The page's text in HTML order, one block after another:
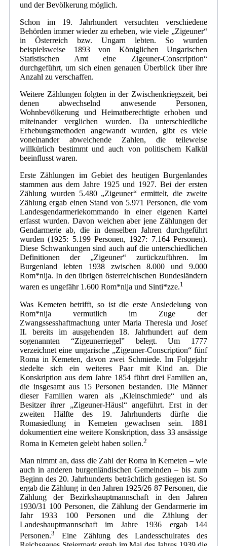
und der Bevölkerung möglich.
Schon im 19. Jahrhundert versuchten verschiedene
Behörden immer wieder zu erheben, wie viele „Zigeuner“
in Österreich bzw. Ungarn lebten. So wurden
beispielsweise 1893 von Königlichen Ungarischen
Statistischen Amt eine Zigeuner-Conscription“
durchgeführt, um sich einen genauen Überblick über ihre
Anzahl zu verschaffen.
Weitere Zählungen folgten in der Zwischenkriegszeit, bei
denen abwechselnd anwesende Personen,
Wohnbevölkerung und Heimatberechtigte erhoben und
miteinander verglichen wurden. Da unterschiedliche
Erhebungsmethoden angewandt wurden, gibt es viele
voneinander abweichende Zahlen, die teileweise
willkürlich bestimmt und auch von politischem Kalkül
beeinflusst waren.
Erste Zählungen im Gebiet des heutigen Burgenlandes
stammen aus dem Jahre 1925 und 1927. Bei der ersten
Zählung wurden 5.480 „Zigeuner“ ermittelt, die zweite
Zählung ergab einen Stand von 5.971 Personen, die vom
Landesgendarmeriekommando in einer eigenen Kartei
erfasst wurden. Davon weichen aber jene Zählungen der
Gendarmerie ab, die in denselben Jahren durchgeführt
wurden (1925: 5.199 Personen, 1927: 7.164 Personen).
Diese Schwankungen sind auch auf die unterschiedlichen
Definitionen der „Zigeuner“ zurückzuführen. Im
Burgenland lebten 1938 zwischen 8.000 und 9.000
Rom*nija. In den übrigen österreichischen Bundesländern
waren es ungefähr 1.600 Rom*nija und Sinti*zze.1
Was Kemeten betrifft, so ist die erste Ansiedelung von
Rom*nija vermutlich im Zuge der
Zwangssesshaftmachung unter Maria Theresia und Josef
II. bereits im ausgehenden 18. Jahrhundert auf dem
sogenannten “Zigeunerriegel” belegt. Um 1777
verzeichnet eine ungarische „Zigeuner-Conscription“ fünf
Roma in Kemeten, davon zwei Schmiede. Im Folgejahr
siedelte sich ein weiteres Paar mit Kind an. Die
Konskription aus dem Jahre 1854 führt drei Familien an,
die insgesamt aus 15 Personen bestanden. Die Männer
dieser Familien waren als „Kleinschmiede“ und als
Besitzer ihrer „Zigeuner-Häusl“ angeführt. Erst in der
zweiten Hälfte des 19. Jahrhunderts dürfte die
Romasiedlung in Kemeten gewachsen sein. 1881
dokumentiert eine weitere Konskription, dass 33 ansässige
Roma in Kemeten gelebt haben sollen.2
Man nimmt an, dass die Zahl der Roma in Kemeten – wie
auch in anderen burgenländischen Gemeinden – bis zum
Beginn des 20. Jahrhunderts beträchtlich gestiegen ist. So
ergab die Zählung in den Jahren 1925/26 87 Personen, die
Zählung der Bezirkshauptmannschaft in den Jahren
1930/31 100 Personen, die Zählung der Gendarmerie im
Jahr 1933 100 Personen und die Zählung der
Landeshauptmannschaft im Jahre 1936 ergab 144
Personen.3
Eine Zählung des Landesschulrates des